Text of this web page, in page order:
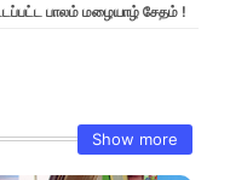
பாலம் மழையாழ் சேதம் !
Show more